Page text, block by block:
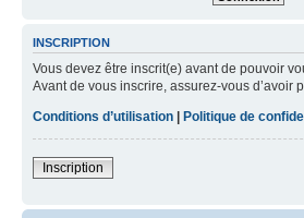
INSCRIPTION
Vous devez être inscrit(e) avant de pouvoir
Avant de vous inscrire, assurez-vous d’avoir
Conditions d’utilisation | Politique de
Inscription